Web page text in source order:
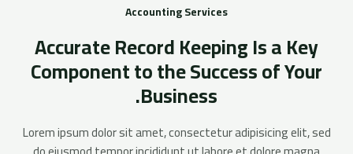
Accounting Services
Accurate Record Keeping Is a Key
Component to the Success of Your
Business.
Lorem ipsum dolor sit amet, consectetur adipisicing elit, sed